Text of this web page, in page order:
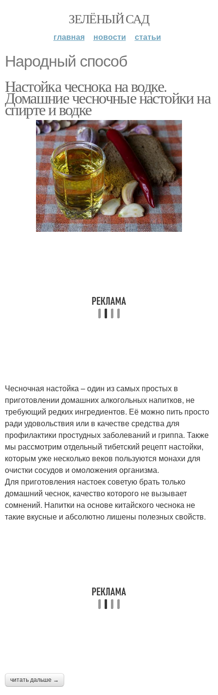
ЗЕЛЁНЫЙ САД
главная новости статьи
Народный способ
Настойка чеснока на водке.
Домашние чесночные настойки на
спирте и водке
Чесночная настойка – один из самых простых в
приготовлении домашних алкогольных напитков, не
требующий редких ингредиентов. Её можно пить просто
ради удовольствия или в качестве средства для
профилактики простудных заболеваний и гриппа. Также
мы рассмотрим отдельный тибетский рецепт настойки,
которым уже несколько веков пользуются монахи для
очистки сосудов и омоложения организма.
Для приготовления настоек советую брать только
домашний чеснок, качество которого не вызывает
сомнений. Напитки на основе китайского чеснока не
такие вкусные и абсолютно лишены полезных свойств.
читать дальше →